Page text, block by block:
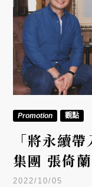
Promotion 觀點
「將永續
集團 張倚
2022/10/05